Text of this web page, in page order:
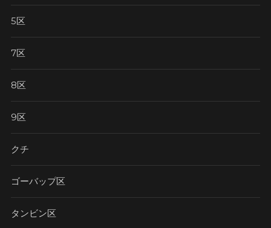
5区
7区
8区
9区
クチ
ゴーバップ区
タンビン区